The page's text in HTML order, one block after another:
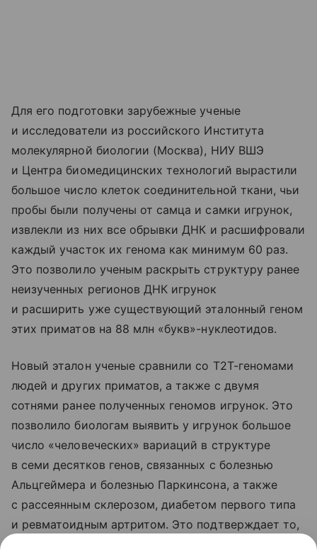
Для его подготовки зарубежные ученые
и исследователи из российского Института
молекулярной биологии (Москва), НИУ ВШЭ
и Центра биомедицинских технологий вырастили
большое число клеток соединительной ткани, чьи
пробы были получены от самца и самки игрунок,
извлекли из них все обрывки ДНК и расшифровали
каждый участок их генома как минимум 60 раз.
Это позволило ученым раскрыть структуру ранее
неизученных регионов ДНК игрунок
и расширить уже существующий эталонный геном
этих приматов на 88 млн «букв»-нуклеотидов.
Новый эталон ученые сравнили со T2T-геномами
людей и других приматов, а также с двумя
сотнями ранее полученных геномов игрунок. Это
позволило биологам выявить у игрунок большое
число «человеческих» вариаций в структуре
в семи десятков генов, связанных с болезнью
Альцгеймера и болезнью Паркинсона, а также
с рассеянным склерозом, диабетом первого типа
и ревматоидным артритом. Это подтверждает то,